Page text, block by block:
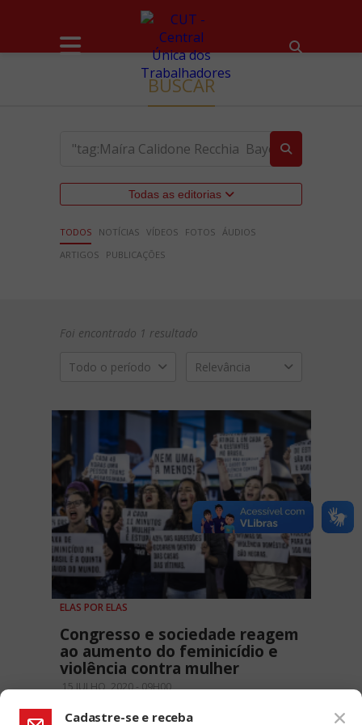
BUSCAR
Todas as editorias
TODOS NOTÍCIAS VÍDEOS FOTOS ÁUDIOS
ARTIGOS
PUBLICAÇÕES
Foi encontrado 1 resultado
Todo o período Relevância
ELAS POR ELAS
Congresso e sociedade reagem
ao aumento do feminicídio e
violência contra mulher
15 JULHO, 2020 - 09H00
Cadastre-se e receba